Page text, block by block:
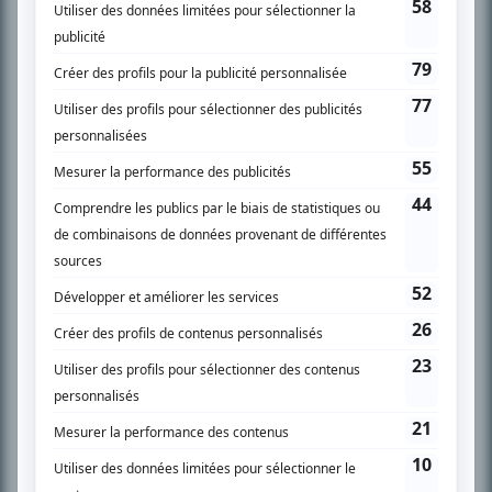
SUR LE RÉSEAU BIZZ MÉDIA
PLAN DU SITE
Accueil
Liste des oeuvres
Recherche avancée
À propos
Nous contacter
Termes et conditions
Politique de confidentialité
Gestion du consentement